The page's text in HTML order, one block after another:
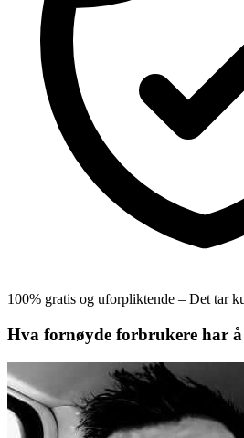
100% gratis og uforpliktende – Det tar
Hva fornøyde forbrukere har å